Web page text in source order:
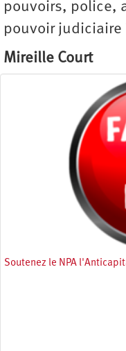
pouvoirs, police,
pouvoir judiciaire
Mireille Court
Soutenez le NPA